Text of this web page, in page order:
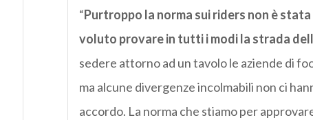
“Purtroppo la norma sui riders non è
voluto provare in tutti i modi la strada
sedere attorno ad un tavolo le aziende di
ma alcune divergenze incolmabili non ci
accordo. La norma che stiamo per